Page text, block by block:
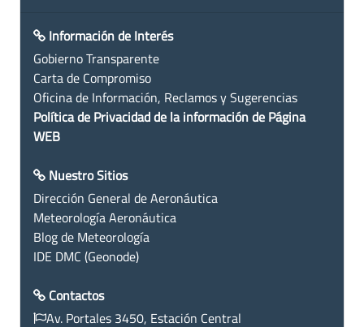
Información de Interés
Gobierno Transparente
Carta de Compromiso
Oficina de Información, Reclamos y Sugerencias
Política de Privacidad de la información de Página
WEB
Nuestro Sitios
Dirección General de Aeronáutica
Meteorología Aeronáutica
Blog de Meteorología
IDE DMC (Geonode)
Contactos
Av. Portales 3450, Estación Central